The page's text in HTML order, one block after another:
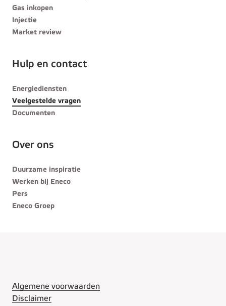
Gas inkopen
Injectie
Market review
Hulp en contact
Energiediensten
Veelgestelde vragen
Documenten
Over ons
Duurzame inspiratie
Werken bij Eneco
Pers
Eneco Groep
Algemene voorwaarden
Disclaimer